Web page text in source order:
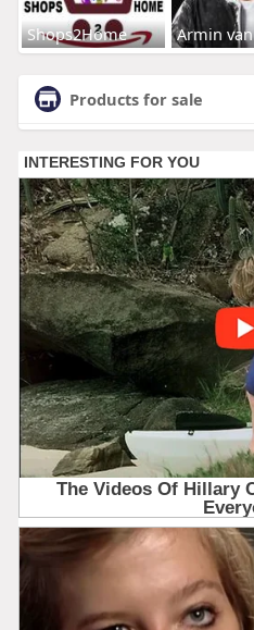
Shops2Home Armin van
Products for sale